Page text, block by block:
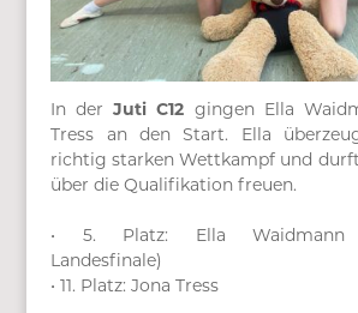
In derJuti C12 gingen Ella
Tress an den Start. Ella
richtig starken Wettkampf und
über die Qualifikation freuen.
• 5. Platz: Ella Waidmann
Landesfinale)
• 11. Platz: Jona Tress